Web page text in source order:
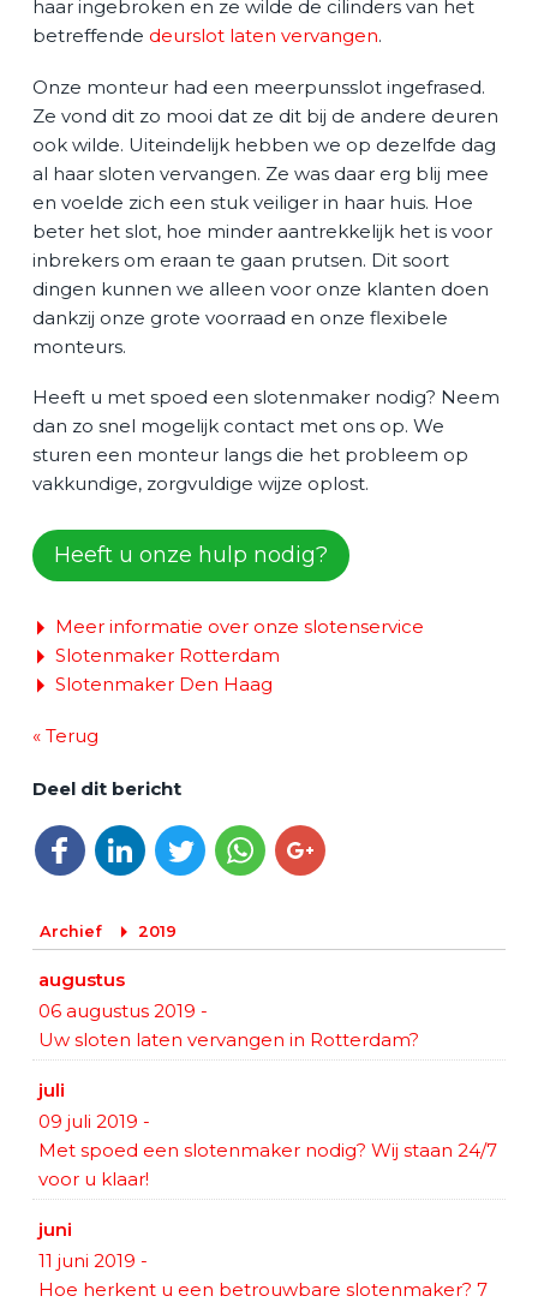
haar ingebroken en ze wilde de cilinders van het
betreffende deurslot laten vervangen.
Onze monteur had een meerpunsslot ingefrased.
Ze vond dit zo mooi dat ze dit bij de andere deuren
ook wilde. Uiteindelijk hebben we op dezelfde dag
al haar sloten vervangen. Ze was daar erg blij mee
en voelde zich een stuk veiliger in haar huis. Hoe
beter het slot, hoe minder aantrekkelijk het is voor
inbrekers om eraan te gaan prutsen. Dit soort
dingen kunnen we alleen voor onze klanten doen
dankzij onze grote voorraad en onze flexibele
monteurs.
Heeft u met spoed een slotenmaker nodig? Neem
dan zo snel mogelijk contact met ons op. We
sturen een monteur langs die het probleem op
vakkundige, zorgvuldige wijze oplost.
Heeft u onze hulp nodig?
Meer informatie over onze slotenservice
Slotenmaker Rotterdam
Slotenmaker Den Haag
« Terug
Deel dit bericht
Deel op Facebook
Deel op LinkedInDeel op TwitterDeel via WhatsApp
Deel op Google+
Archief 2019
augustus
06 augustus 2019 -
Uw sloten laten vervangen in Rotterdam?
juli
09 juli 2019 -
Met spoed een slotenmaker nodig? Wij staan 24/7
voor u klaar!
juni
11 juni 2019 -
Hoe herkent u een betrouwbare slotenmaker? 7